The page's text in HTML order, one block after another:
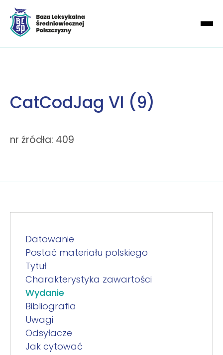
CatCodJag VI (9)
nr źródła: 409
Datowanie
Postać materiału polskiego
Tytuł
Charakterystyka zawartości
Wydanie
Bibliografia
Uwagi
Odsyłacze
Jak cytować